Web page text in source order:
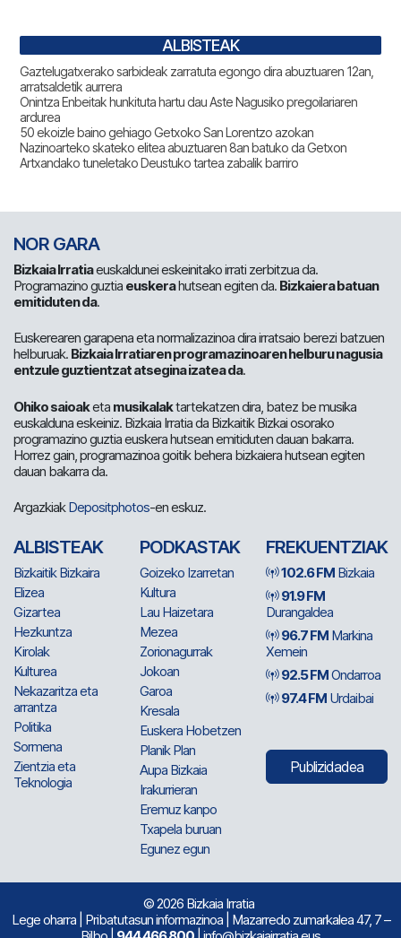
ALBISTEAK
Gaztelugatxerako sarbideak zarratuta egongo dira abuztuaren 12an,
arratsaldetik aurrera
Onintza Enbeitak hunkituta hartu dau Aste Nagusiko pregoilariaren
ardurea
50 ekoizle baino gehiago Getxoko San Lorentzo azokan
Nazinoarteko skateko elitea abuztuaren 8an batuko da Getxon
Artxandako tuneletako Deustuko tartea zabalik barriro
NOR GARA
Bizkaia Irratiaeuskaldunei eskeinitako irrati zerbitzua da.
Programazino guztia euskerahutsean egiten da. Bizkaiera batuan
emitiduten da.
Euskerearen garapena eta normalizazinoa dira irratsaio berezi batzuen
helburuak. Bizkaia Irratiaren programazinoaren helburu nagusia
entzule guztientzat atsegina izatea da.
Ohiko saioaketa musikalaktartekatzen dira, batez be musika
euskalduna eskeiniz. Bizkaia Irratia da Bizkaitik Bizkai osorako
programazino guztia euskera hutsean emitiduten dauan bakarra.
Horrez gain, programazinoa goitik behera bizkaiera hutsean egiten
dauan bakarra da.
ArgazkiakDepositphotos-en eskuz.
ALBISTEAK
Bizkaitik Bizkaira
Elizea
Gizartea
Hezkuntza
Kirolak
Kulturea
Nekazaritza eta
arrantza
Politika
Sormena
Zientzia eta
Teknologia
PODKASTAK
Goizeko Izarretan
Kultura
Lau Haizetara
Mezea
Zorionagurrak
Jokoan
Garoa
Kresala
Euskera Hobetzen
Planik Plan
Aupa Bizkaia
Irakurrieran
Eremuz kanpo
Txapela buruan
Egunez egun
FREKUENTZIAK
102.6 FM Bizkaia
91.9 FM
Durangaldea
96.7 FM Markina
Xemein
92.5 FMOndarroa
97.4 FM Urdaibai
Publizidadea
© 2026 Bizkaia Irratia
Lege oharra| Pribatutasun informazinoa| Mazarredo zumarkalea 47, 7 –